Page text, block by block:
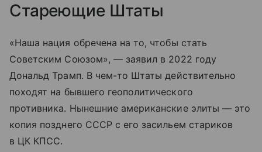
Стареющие Штаты
«Наша нация обречена на то, чтобы стать
Советским Союзом», — заявил в 2022 году
Дональд Трамп. В чем-то Штаты действительно
походят на бывшего геополитического
противника. Нынешние американские элиты — это
копия позднего СССР с его засильем стариков
в ЦК КПСС.